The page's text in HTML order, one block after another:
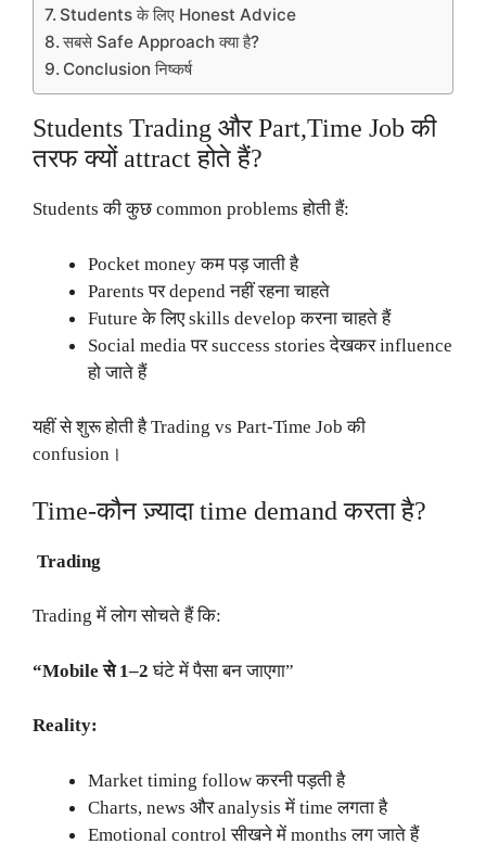
Students के लिए Honest Advice
सबसे Safe Approach क्या है?
Conclusion निष्कर्ष
Students Trading और Part,Time Job की
तरफ क्यों attract होते हैं?
Students की कुछ common problems होती हैं:
Pocket money कम पड़ जाती है
Parents पर depend नहीं रहना चाहते
Future के लिए skills develop करना चाहते हैं
Social media पर success stories देखकर influence
हो जाते हैं
यहीं से शुरू होती है Trading vs Part-Time Job की
confusion।
Time-कौन ज़्यादा time demand करता है?
Trading
Trading में लोग सोचते हैं कि:
“Mobile से 1–2 घंटे में पैसा बन जाएगा”
Reality:
Market timing follow करनी पड़ती है
Charts, news और analysis में time लगता है
Emotional control सीखने में months लग जाते हैं